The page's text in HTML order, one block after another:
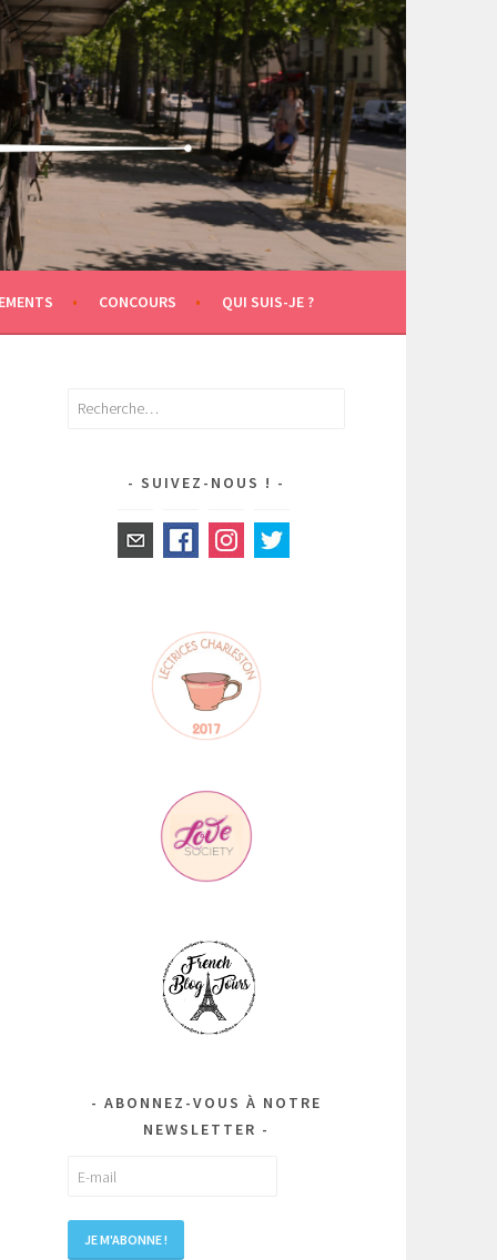
CONCOURS QUI SUIS-JE ?
Rechercher :
SUIVEZ-NOUS !
ABONNEZ-VOUS À NOTRE
NEWSLETTER